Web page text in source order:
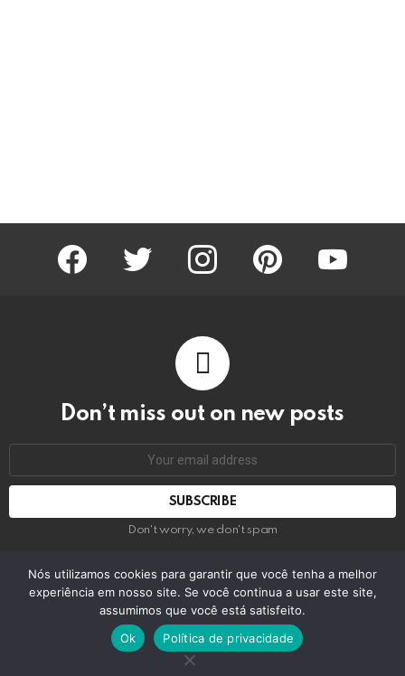
facebook twitter instagram pinterest youtube
Don’t miss out on new posts
Don't worry, we don't spam
© 2026 by bring the pixel. Remember to change this
Contact us GDPR Privacy policy
Nós utilizamos cookies para garantir que você tenha a melhor
experiência em nosso site. Se você continua a usar este site,
assumimos que você está satisfeito.
Ok
Política de privacidade